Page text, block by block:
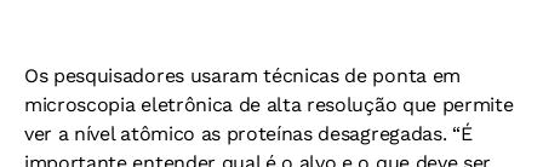
Os pesquisadores usaram técnicas de ponta em
microscopia eletrônica de alta resolução que permite
ver a nível atômico as proteínas desagregadas. “É